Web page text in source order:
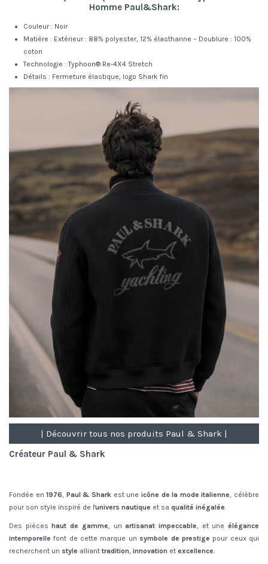
Homme Paul&Shark:
Couleur : Noir
Matière : Extérieur : 88% polyester, 12% élasthanne – Doublure : 100%
coton
Technologie : Typhoon® Re-4X4 Stretch
Détails : Fermeture élastique, logo Shark fin
| Découvrir tous nos produits Paul & Shark |
Créateur Paul & Shark
Fondée en1976, Paul & Shark est une icône de la mode italienne, célèbre
pour son style inspiré de l'univers nautique et sa qualité inégalée.
Des pièceshaut de gamme , unartisanat impeccable , et uneélégance
intemporelle font de cette marque un symbole de prestige pour ceux qui
recherchent un style alliant tradition innovation et excellence